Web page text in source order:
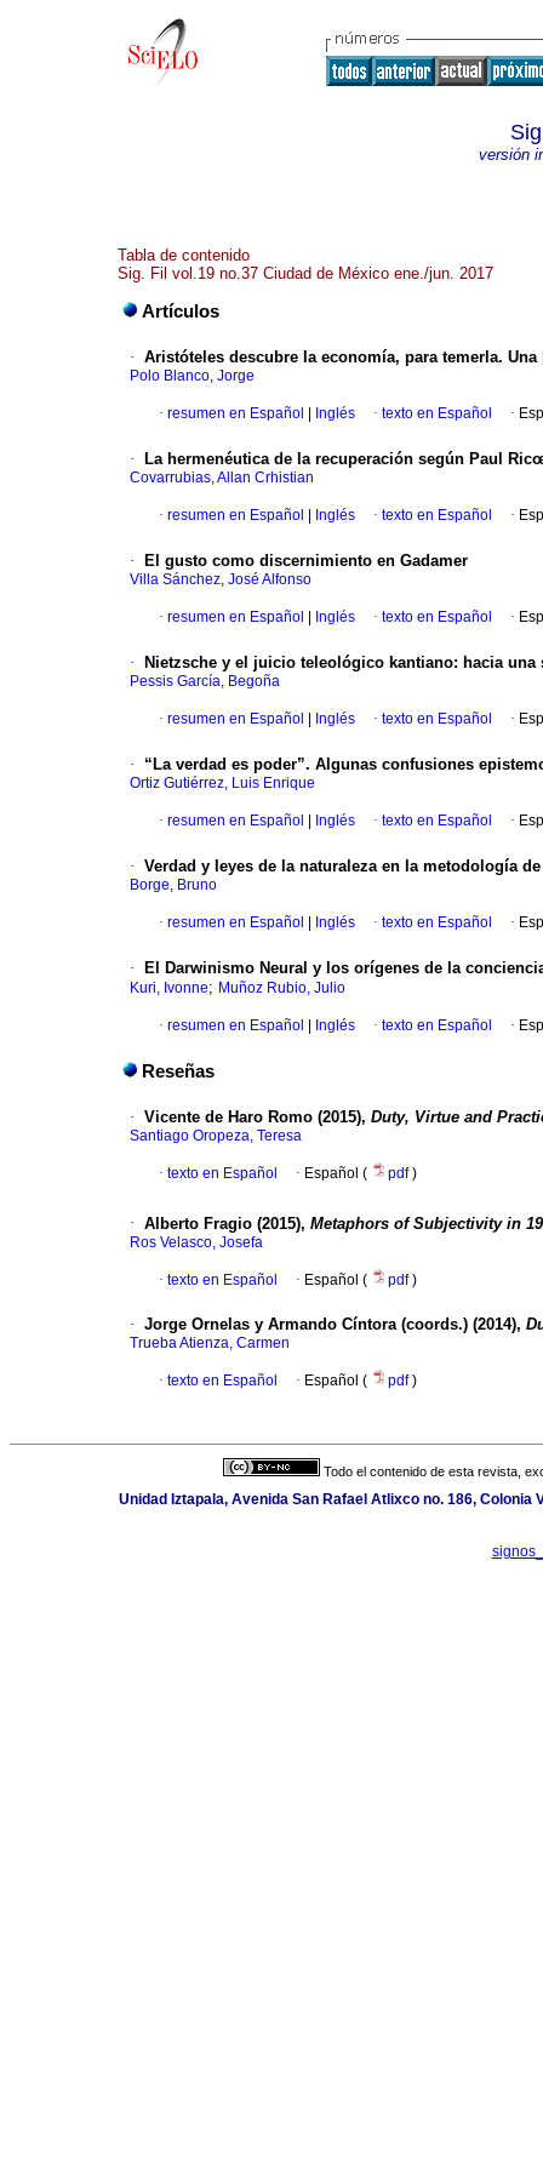
versión
Tabla de contenido
Sig. Fil vol.19 no.37 Ciudad de México ene./jun. 2017
Artículos
· Aristóteles descubre la economía, para temerla.
Polo Blanco, Jorge
· resumen en Español Inglés · texto en Español ·
· La hermenéutica de la recuperación según Paul
Covarrubias, Allan Crhistian
· resumen en Español Inglés · texto en Español ·
· El gusto como discernimiento en Gadamer
Villa Sánchez, José Alfonso
· resumen en Español Inglés · texto en Español ·
· Nietzsche y el juicio teleológico kantiano: hacia
Pessis García, Begoña
· resumen en Español Inglés · texto en Español ·
· “La verdad es poder”. Algunas confusiones
Ortiz Gutiérrez, Luis Enrique
· resumen en Español Inglés · texto en Español ·
· Verdad y leyes de la naturaleza en la metodología
Borge, Bruno
· resumen en Español Inglés · texto en Español ·
· El Darwinismo Neural y los orígenes de la
Kuri, Ivonne; Muñoz Rubio, Julio
· resumen en Español Inglés · texto en Español ·
Reseñas
· Vicente de Haro Romo (2015), Duty, Virtue and
Santiago Oropeza, Teresa
· texto en Español · Español ( pdf)
· Alberto Fragio (2015), Metaphors of Subjectivity in 19
Ros Velasco, Josefa
· texto en Español · Español ( pdf)
· Jorge Ornelas y Armando Cíntora (coords.) (2014),
Trueba Atienza, Carmen
· texto en Español · Español ( pdf)
Todo el contenido de esta revista,
Unidad Iztapala, Avenida San Rafael Atlixco no. 186, Colonia